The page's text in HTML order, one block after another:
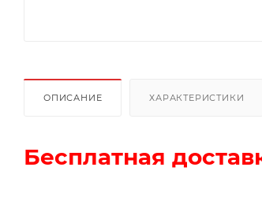
ОПИСАНИЕ ХАРАКТЕРИСТИКИ
Бесплатная